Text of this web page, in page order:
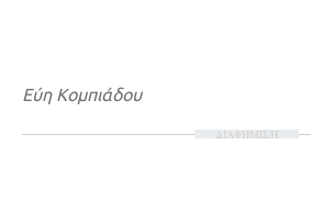
Εύη Κομπιάδου
ΔΙΑΦΗΜΙΣΗ